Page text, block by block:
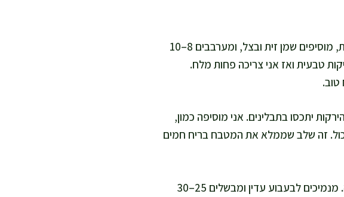
אני מתחילה בהכנת בסיס המרק: מחממים סיר גדול על אש בינונית, מוסיפים שמן זית ובצל, ומערבבים 8–10
טבעית ואז אני צריכה פחות מלח.
טוב.
ועגבנייה, ומערבבים 2–3 דקות כדי שהירקות יתכסו בתבלינים. אני מוסיפה כמון,
הכול. זה שלב שממלא את המטבח בריח חמים
יוצקים מים רותחים, מוסיפים חצי מכמות המלח, ומביאים לרתיחה. מנמיכים לבעבוע עדין ומבשלים 25–30